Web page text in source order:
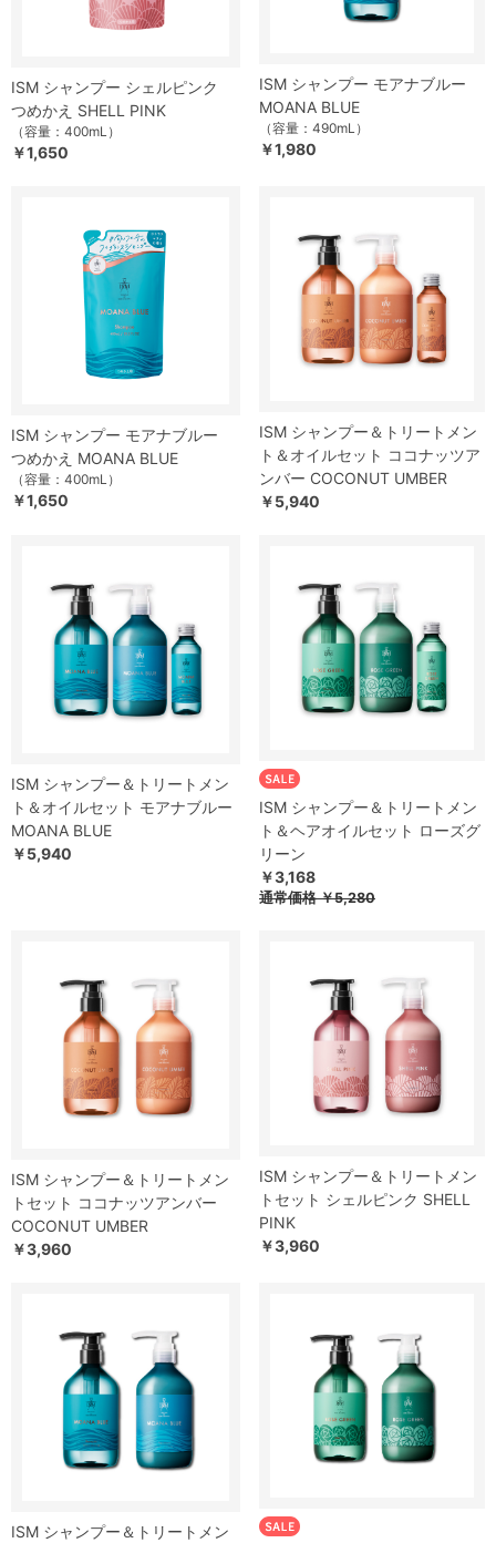
ISM シャンプー シェルピンク
つめかえ SHELL PINK
（容量：400mL）
￥1,650
ISM シャンプー モアナブルー
MOANA BLUE
（容量：490mL）
￥1,980
ISM シャンプー モアナブルー
つめかえ MOANA BLUE
（容量：400mL）
￥1,650
ISM シャンプー＆トリートメン
ト＆オイルセット ココナッツア
ンバー COCONUT UMBER
￥5,940
ISM シャンプー＆トリートメン
ト＆オイルセット モアナブルー
MOANA BLUE
￥5,940
ISM シャンプー＆トリートメン
ト＆ヘアオイルセット ローズグ
リーン
￥3,168
通常価格 ￥5,280
ISM シャンプー＆トリートメン
トセット ココナッツアンバー
COCONUT UMBER
￥3,960
ISM シャンプー＆トリートメン
トセット シェルピンク SHELL
PINK
￥3,960
ISM シャンプー＆トリートメン